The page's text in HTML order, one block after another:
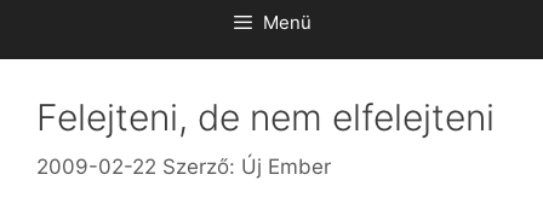
Menü
Felejteni, de nem elfelejteni
2009-02-22 Szerző: Új Ember